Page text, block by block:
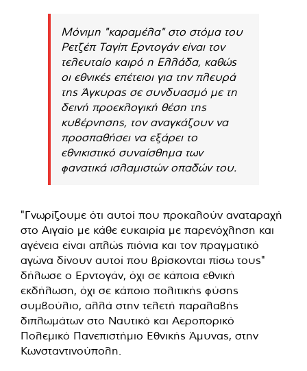
Μόνιμη "καραμέλα" στο στόμα του
Ρετζέπ Ταγίπ Ερντογάν είναι τον
τελευταίο καιρό η Ελλάδα, καθώς
οι εθνικές επέτειοι για την πλευρά
της Άγκυρας σε συνδυασμό με τη
δεινή προεκλογική θέση της
κυβέρνησης, τον αναγκάζουν να
προσπαθήσει να εξάρει το
εθνικιστικό συναίσθημα των
φανατικά ισλαμιστών οπαδών του.
"Γνωρίζουμε ότι αυτοί που προκαλούν αναταραχή
στο Αιγαίο με κάθε ευκαιρία με παρενόχληση και
αγένεια είναι απλώς πιόνια και τον πραγματικό
αγώνα δίνουν αυτοί που βρίσκονται πίσω τους"
δήλωσε ο Ερντογάν, όχι σε κάποια εθνική
εκδήλωση, όχι σε κάποιο πολιτικής φύσης
συμβούλιο, αλλά στην τελετή παραλαβής
διπλωμάτων στο Ναυτικό και Αεροπορικό
Πολεμικό Πανεπιστήμιο Εθνικής Άμυνας, στην
Κωνσταντινούπολη.